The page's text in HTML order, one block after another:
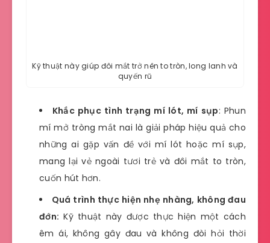
Kỹ thuật này giúp đôi mắt trở nên to tròn, long lanh và
quyến rũ
Khắc phục tình trạng mí lót, mí sụp: Phun
mí mở tròng mắt nai là giải pháp hiệu quả cho
những ai gặp vấn đề với mí lót hoặc mí sụp,
mang lại vẻ ngoài tươi trẻ và đôi mắt to tròn,
cuốn hút hơn.
Quá trình thực hiện nhẹ nhàng, không đau
đớn: Kỹ thuật này được thực hiện một cách
êm ái, không gây đau và không đòi hỏi thời